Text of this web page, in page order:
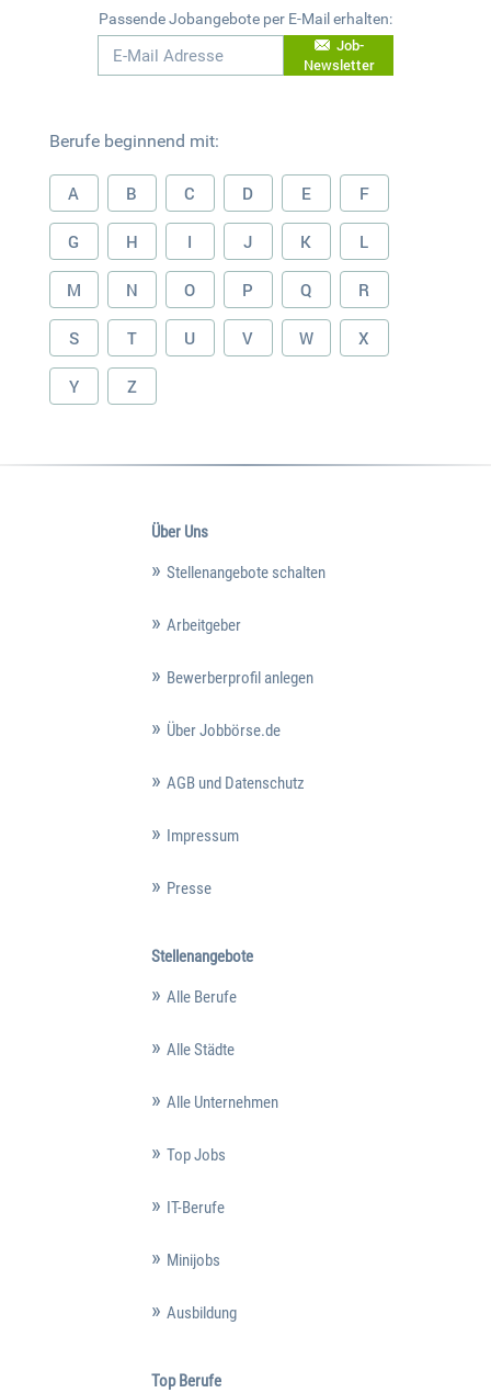
Passende Jobangebote per E-Mail erhalten:
Job-
Newsletter
Berufe beginnend mit:
A B C D E F
G H I J K L
M N O P Q R
S T U V W X
Y Z
Über Uns
Stellenangebote schalten
Arbeitgeber
Bewerberprofil anlegen
Über Jobbörse.de
AGB und Datenschutz
Impressum
Presse
Stellenangebote
Alle Berufe
Alle Städte
Alle Unternehmen
Top Jobs
IT-Berufe
Minijobs
Ausbildung
Top Berufe